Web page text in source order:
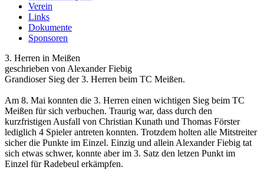
Verein
Links
Dokumente
Sponsoren
3. Herren in Meißen
geschrieben von Alexander Fiebig
Grandioser Sieg der 3. Herren beim TC Meißen.
Am 8. Mai konnten die 3. Herren einen wichtigen Sieg beim TC
Meißen für sich verbuchen. Traurig war, dass durch den
kurzfristigen Ausfall von Christian Kunath und Thomas Förster
lediglich 4 Spieler antreten konnten. Trotzdem holten alle Mitstreiter
sicher die Punkte im Einzel. Einzig und allein Alexander Fiebig tat
sich etwas schwer, konnte aber im 3. Satz den letzen Punkt im
Einzel für Radebeul erkämpfen.